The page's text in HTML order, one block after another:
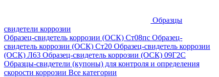
Образцы
свидетели коррозии
Образец-свидетель коррозии (ОСК) Ст08пс Образец-
свидетель коррозии (ОСК) Ст20 Образец-свидетель коррозии
(ОСК) Л63 Образец-свидетель коррозии (ОСК) 09Г2С
Образцы-свидетели (купоны) для контроля и определения
скорости коррозии Все категории